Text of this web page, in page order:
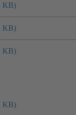
KB)
KB)
KB)
KB)